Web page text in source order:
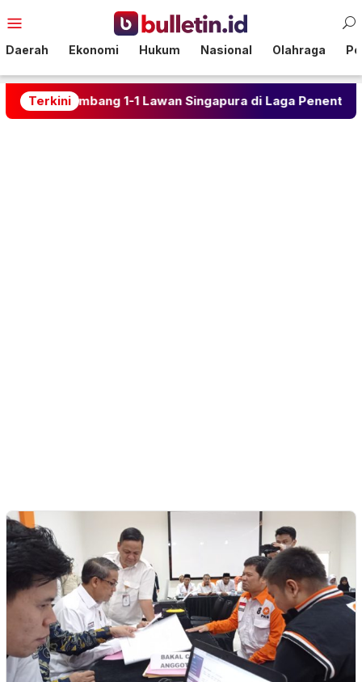
ke
Mobile
Daerah Ekonomi Hukum Nasional Olahraga
Terkini
Imbang 1-1 Lawan Singapura di Laga Penentu Grup A